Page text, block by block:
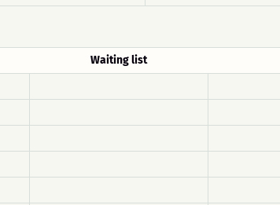
Waiting list